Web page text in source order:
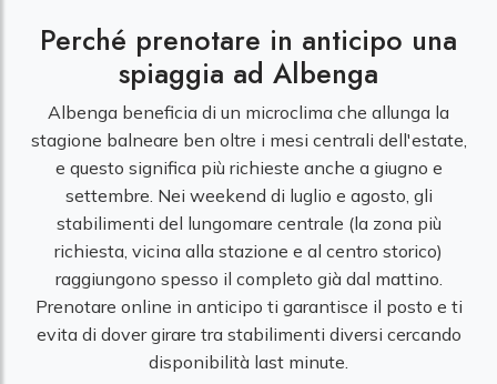
Perché prenotare in anticipo una
spiaggia ad Albenga
Albenga beneficia di un microclima che allunga la
stagione balneare ben oltre i mesi centrali dell'estate,
e questo significa più richieste anche a giugno e
settembre. Nei weekend di luglio e agosto, gli
stabilimenti del lungomare centrale (la zona più
richiesta, vicina alla stazione e al centro storico)
raggiungono spesso il completo già dal mattino.
Prenotare online in anticipo ti garantisce il posto e ti
evita di dover girare tra stabilimenti diversi cercando
disponibilità last minute.